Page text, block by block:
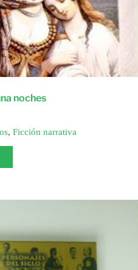
noches
, Ficción narrativa